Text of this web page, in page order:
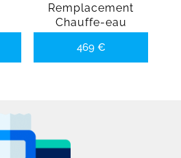
Remplacement
Chauffe-eau
469 €